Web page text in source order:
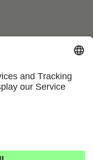
GmbH